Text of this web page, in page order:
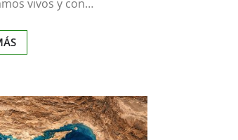
vivos y con…